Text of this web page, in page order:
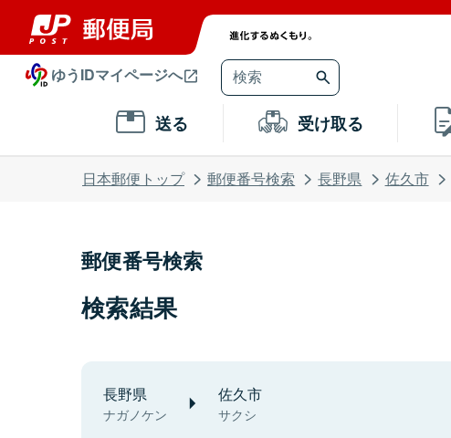
ゆうIDマイページへ
送る 受け取る
日本郵便トップ 郵便番号検索 長野県 佐久市
郵便番号検索
検索結果
長野県
ナガノケン
佐久市
サクシ